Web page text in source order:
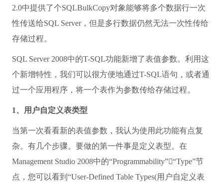
2.0中提供了个SQLBulkCopy对象能够将多个数据行一次
性传送给SQL Server，但是多行数据仍然无法一次性传给
存储过程。
SQL Server 2008中的T-SQL功能新增了表值参数。利用这
个新增特性，我们可以很方便地通过T-SQL语句，或者通
过一个应用程序，将一个表作为参数传给存储过程。
1、用户自定义表类型
当第一次看看新的表值参数，我认为使用此功能有点复
杂。有几个步骤。要做的第一件事是定义表型。在
Management Studio 2008中的“Programmability”“Type”节
点，您可以看到“User-Defined Table Types(用户自定义表